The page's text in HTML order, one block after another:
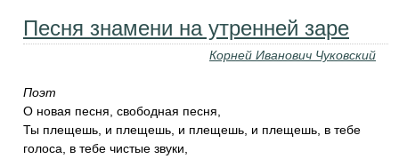
Песня знамени на утренней заре
Корней Иванович Чуковский
Поэт
О новая песня, свободная песня,
Ты плещешь, и плещешь, и плещешь, и плещешь, в тебе
голоса, в тебе чистые звуки,